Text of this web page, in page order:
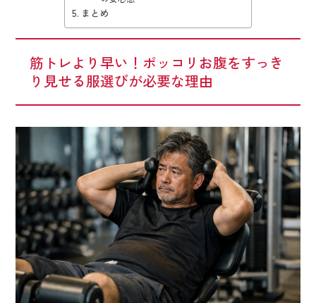
まとめ
筋トレより早い！ポッコリお腹をすっき
り見せる服選びが必要な理由